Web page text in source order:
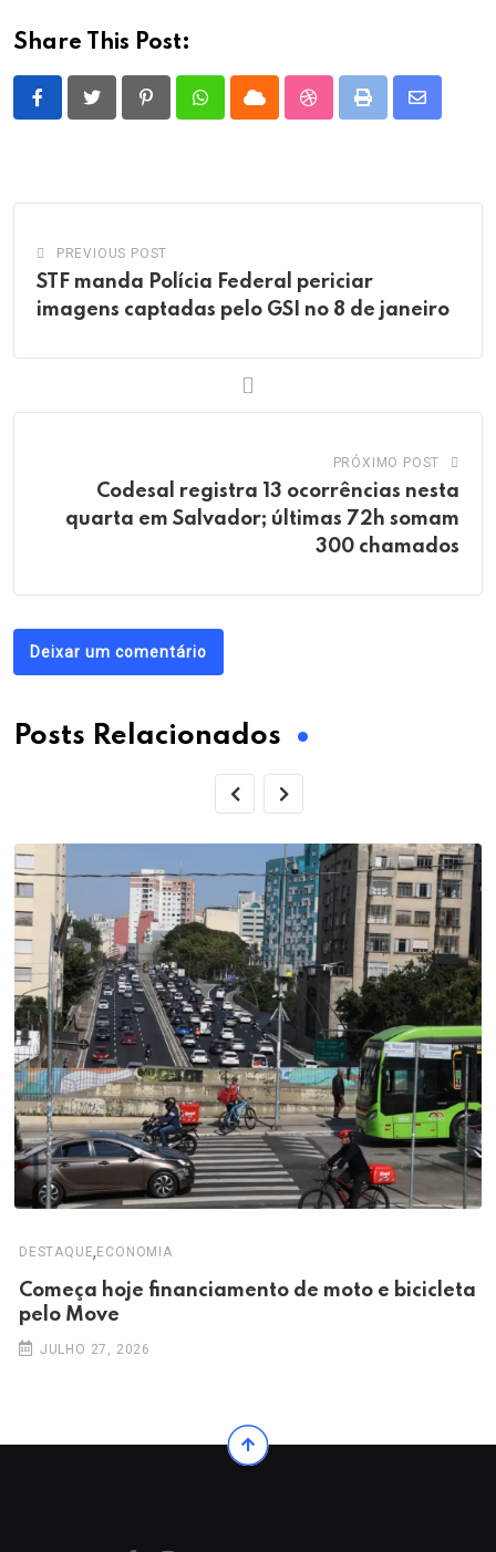
Share This Post:
PinterestWhatsappCloud StumbleUpon
Print
Share
PREVIOUS POST
STF manda Polícia Federal periciar
imagens captadas pelo GSI no 8 de janeiro
PRÓXIMO POST
Codesal registra 13 ocorrências nesta
quarta em Salvador; últimas 72h somam
300 chamados
Deixar um comentário
Posts Relacionados
DESTAQUE, ECONOMIA
Começa hoje financiamento de moto e bicicleta
pelo Move
JULHO 27, 2026